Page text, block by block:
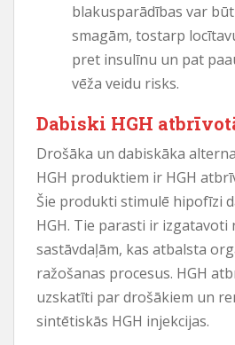
blakusparādības var
smagām, tostarp
pret insulīnu un pat
vēža veidu risks.
Dabiski HGH
Drošāka un dabiskāka
HGH produktiem ir HGH
Šie produkti stimulē hipofīzi
HGH. Tie parasti ir izgatavoti
sastāvdaļām, kas atbalsta
ražošanas procesus. HGH
uzskatīti par drošākiem un
sintētiskās HGH injekcijas.